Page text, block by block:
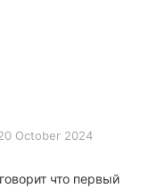
October 2024
что первый